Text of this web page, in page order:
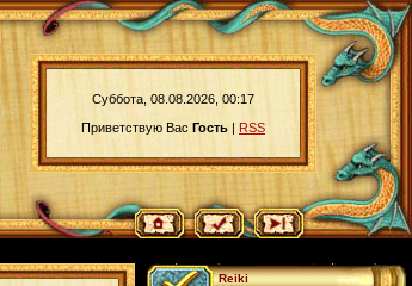
Суббота, 08.08.2026, 00:17
Приветствую Вас Гость | RSS
Reiki